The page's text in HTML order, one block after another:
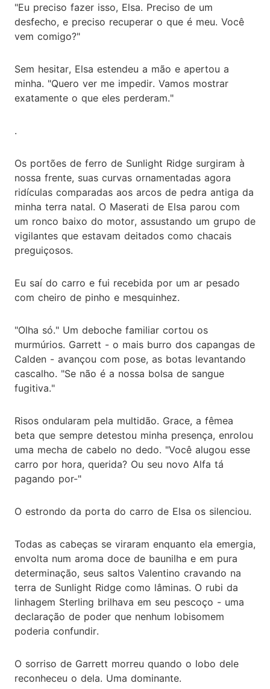
"Eu preciso fazer isso, Elsa. Preciso de um
desfecho, e preciso recuperar o que é meu. Você
vem comigo?"
Sem hesitar, Elsa estendeu a mão e apertou a
minha. "Quero ver me impedir. Vamos mostrar
exatamente o que eles perderam."
.
Os portões de ferro de Sunlight Ridge surgiram à
nossa frente, suas curvas ornamentadas agora
ridículas comparadas aos arcos de pedra antiga da
minha terra natal. O Maserati de Elsa parou com
um ronco baixo do motor, assustando um grupo de
vigilantes que estavam deitados como chacais
preguiçosos.
Eu saí do carro e fui recebida por um ar pesado
com cheiro de pinho e mesquinhez.
"Olha só." Um deboche familiar cortou os
murmúrios. Garrett - o mais burro dos capangas de
Calden - avançou com pose, as botas levantando
cascalho. "Se não é a nossa bolsa de sangue
fugitiva."
Risos ondularam pela multidão. Grace, a fêmea
beta que sempre detestou minha presença, enrolou
uma mecha de cabelo no dedo. "Você alugou esse
carro por hora, querida? Ou seu novo Alfa tá
pagando por-"
O estrondo da porta do carro de Elsa os silenciou.
Todas as cabeças se viraram enquanto ela emergia,
envolta num aroma doce de baunilha e em pura
determinação, seus saltos Valentino cravando na
terra de Sunlight Ridge como lâminas. O rubi da
linhagem Sterling brilhava em seu pescoço - uma
declaração de poder que nenhum lobisomem
poderia confundir.
O sorriso de Garrett morreu quando o lobo dele
reconheceu o dela. Uma dominante.